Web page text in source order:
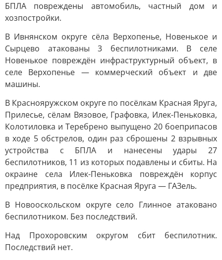
БПЛА повреждены автомобиль, частный дом и
хозпостройки.
В Ивнянском округе сёла Верхопенье, Новенькое и
Сырцево атакованы 3 беспилотниками. В селе
Новенькое повреждён инфраструктурный объект, в
селе Верхопенье — коммерческий объект и две
машины.
В Краснояружском округе по посёлкам Красная Яруга,
Прилесье, сёлам Вязовое, Графовка, Илек-Пеньковка,
Колотиловка и Теребрено выпущено 20 боеприпасов
в ходе 5 обстрелов, один раз сброшены 2 взрывных
устройства с БПЛА и нанесены удары 27
беспилотников, 11 из которых подавлены и сбиты. На
окраине села Илек-Пеньковка повреждён корпус
предприятия, в посёлке Красная Яруга — ГАЗель.
В Новооскольском округе село Глинное атаковано
беспилотником. Без последствий.
Над Прохоровским округом сбит беспилотник.
Последствий нет.